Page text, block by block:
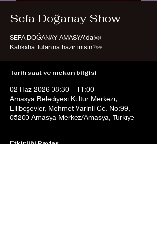
Sefa Doğanay Show
SEFA DOĞANAY AMASYA’da!📣
Kahkaha Tufanına hazır mısın?👀
Tarih saat ve mekan bilgisi
02 Haz 2026 08:30 – 11:00
Amasya Belediyesi Kültür Merkezi,
Ellibeşevler, Mehmet Varinli Cd. No:99,
05200 Amasya Merkez/Amasya, Türkiye
Etkinliği Paylaş